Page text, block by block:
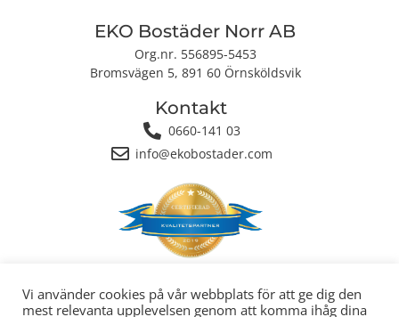
EKO Bostäder Norr AB
Org.nr. 556895-5453
Bromsvägen 5, 891 60 Örnsköldsvik
Kontakt
0660-141 03
info@ekobostader.com
Vi använder cookies på vår webbplats för att ge dig den
mest relevanta upplevelsen genom att komma ihåg dina